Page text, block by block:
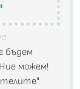
бъдем
можем!